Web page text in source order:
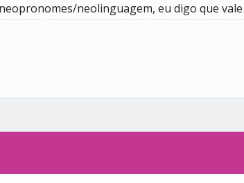
neolinguagem, eu digo que